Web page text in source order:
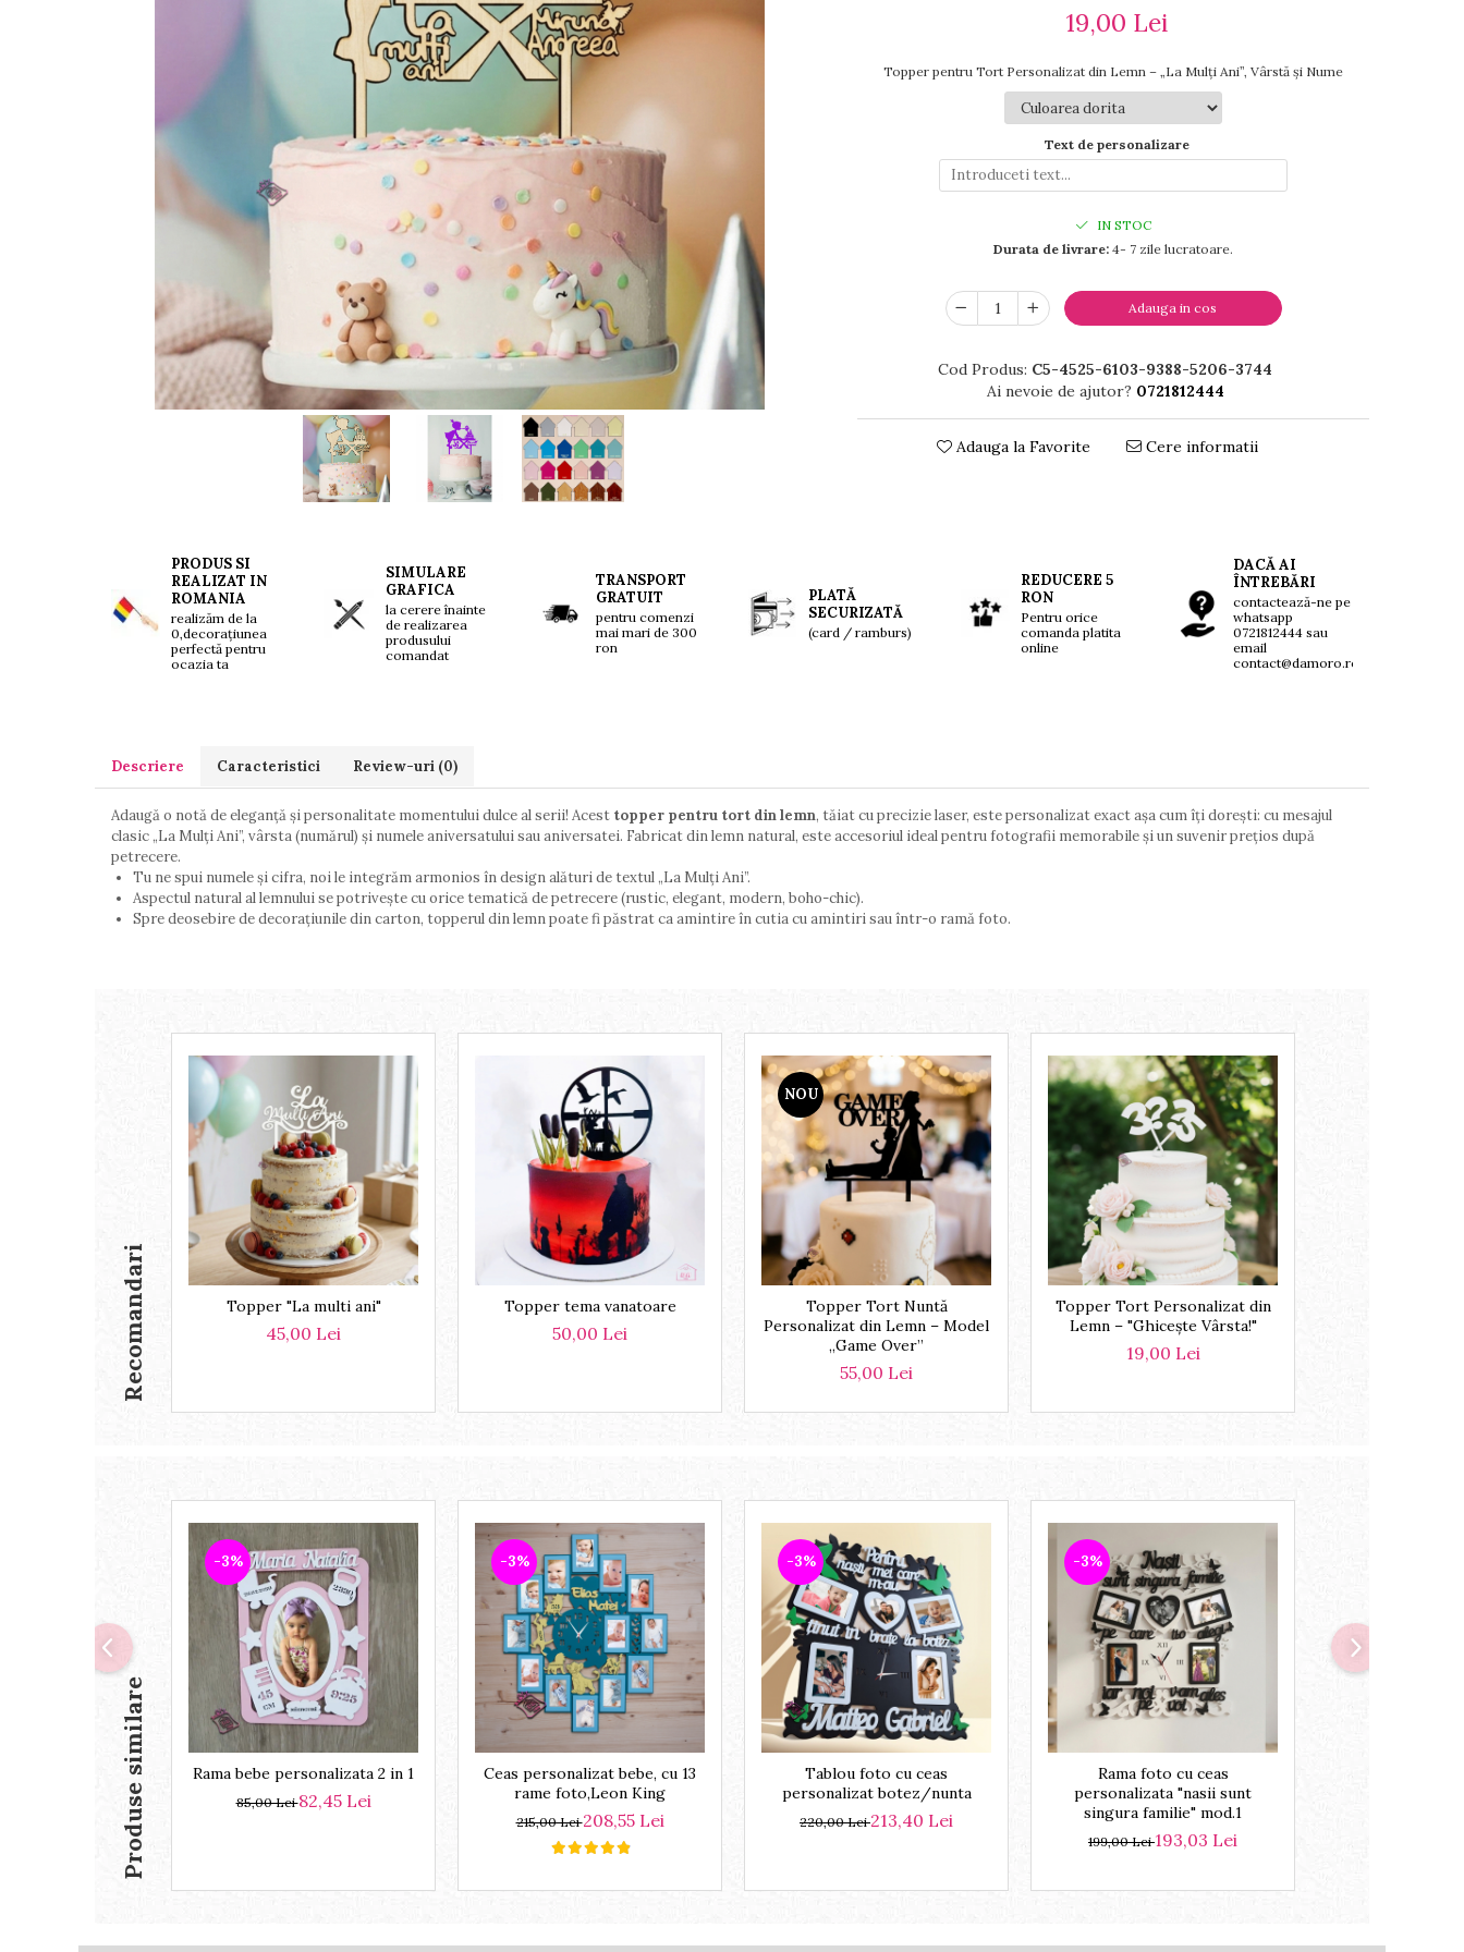
Ceasuri de perete animalute
19,00 Lei
Topper pentru Tort Personalizat din Lemn – „La Mulți Ani”, Vârstă și Nume
Text de personalizare
IN STOC
Durata de livrare: 4- 7 zile lucratoare.
Adauga in cos
Cod Produs: C5-4525-6103-9388-5206-3744
Ai nevoie de ajutor? 0721812444
Adauga la Favorite Cere informatii
PRODUS SI
REALIZAT IN
ROMANIA
realizăm de la
0,decorațiunea
perfectă pentru
ocazia ta
SIMULARE
GRAFICA
la cerere înainte
de realizarea
produsului
comandat
TRANSPORT
GRATUIT
pentru comenzi
mai mari de 300
ron
PLATĂ
SECURIZATĂ
(card / ramburs)
REDUCERE 5
RON
Pentru orice
comanda platita
online
DACĂ AI
ÎNTREBĂRI
contactează-ne pe
whatsapp
0721812444 sau
email
contact@damoro.ro
Descriere Caracteristici Review-uri (0)
Adaugă o notă de eleganță și personalitate momentului dulce al serii! Acest topper pentru tort din lemn, tăiat cu precizie laser, este personalizat exact așa cum îți dorești: cu mesajul
clasic „La Mulți Ani”, vârsta (numărul) și numele aniversatului sau aniversatei. Fabricat din lemn natural, este accesoriul ideal pentru fotografii memorabile și un suvenir prețios după
petrecere.
Tu ne spui numele și cifra, noi le integrăm armonios în design alături de textul „La Mulți Ani”.
Aspectul natural al lemnului se potrivește cu orice tematică de petrecere (rustic, elegant, modern, boho-chic).
Spre deosebire de decorațiunile din carton, topperul din lemn poate fi păstrat ca amintire în cutia cu amintiri sau într-o ramă foto.
Recomandari Topper "La multi ani"
45,00 Lei
Topper tema vanatoare
50,00 Lei
NOU
Topper Tort Nuntă
Personalizat din Lemn – Model
„Game Over”
55,00 Lei
Topper Tort Personalizat din
Lemn – "Ghicește Vârsta!"
19,00 Lei
Produse similare
-3%
Rama bebe personalizata 2 in 1
85,00 Lei82,45 Lei
-3%
Ceas personalizat bebe, cu 13
rame foto,Leon King
215,00 Lei208,55 Lei
-3%
Tablou foto cu ceas
personalizat botez/nunta
220,00 Lei213,40 Lei
-3%
Rama foto cu ceas
personalizata "nasii sunt
singura familie" mod.1
199,00 Lei193,03 Lei
-3%